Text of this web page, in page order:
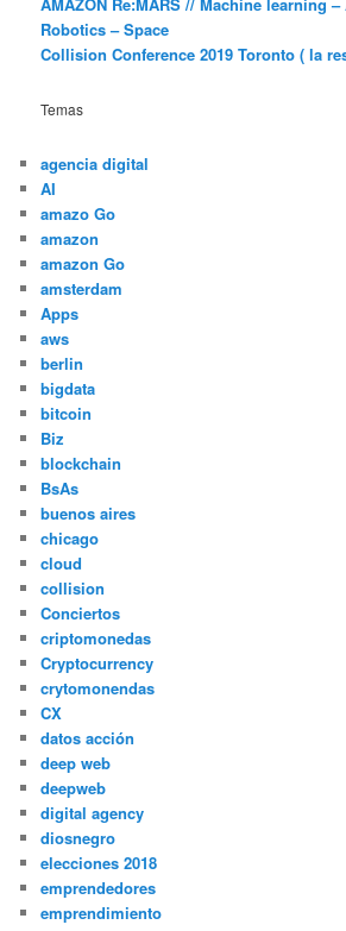
Robotics – Space
Collision Conference 2019 Toronto ( la
Temas
agencia digital
AI
amazo Go
amazon
amazon Go
amsterdam
Apps
aws
berlin
bigdata
bitcoin
Biz
blockchain
BsAs
buenos aires
chicago
cloud
collision
Conciertos
criptomonedas
Cryptocurrency
crytomonendas
CX
datos acción
deep web
deepweb
digital agency
diosnegro
elecciones 2018
emprendedores
emprendimiento